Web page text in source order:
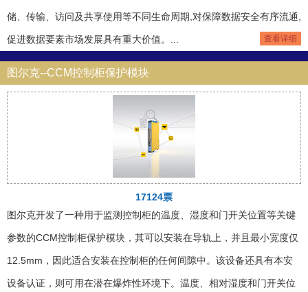
储、传输、访问及共享使用等不同生命周期,对保障数据安全有序流通,
促进数据要素市场发展具有重大价值。... 查看详细
图尔克--CCM控制柜保护模块
17124票
图尔克开发了一种用于监测控制柜的温度、湿度和门开关位置等关键
参数的CCM控制柜保护模块，其可以安装在导轨上，并且最小宽度仅
12.5mm，因此适合安装在控制柜的任何间隙中。该设备还具有本安
设备认证，则可用在潜在爆炸性环境下。温度、相对湿度和门开关位